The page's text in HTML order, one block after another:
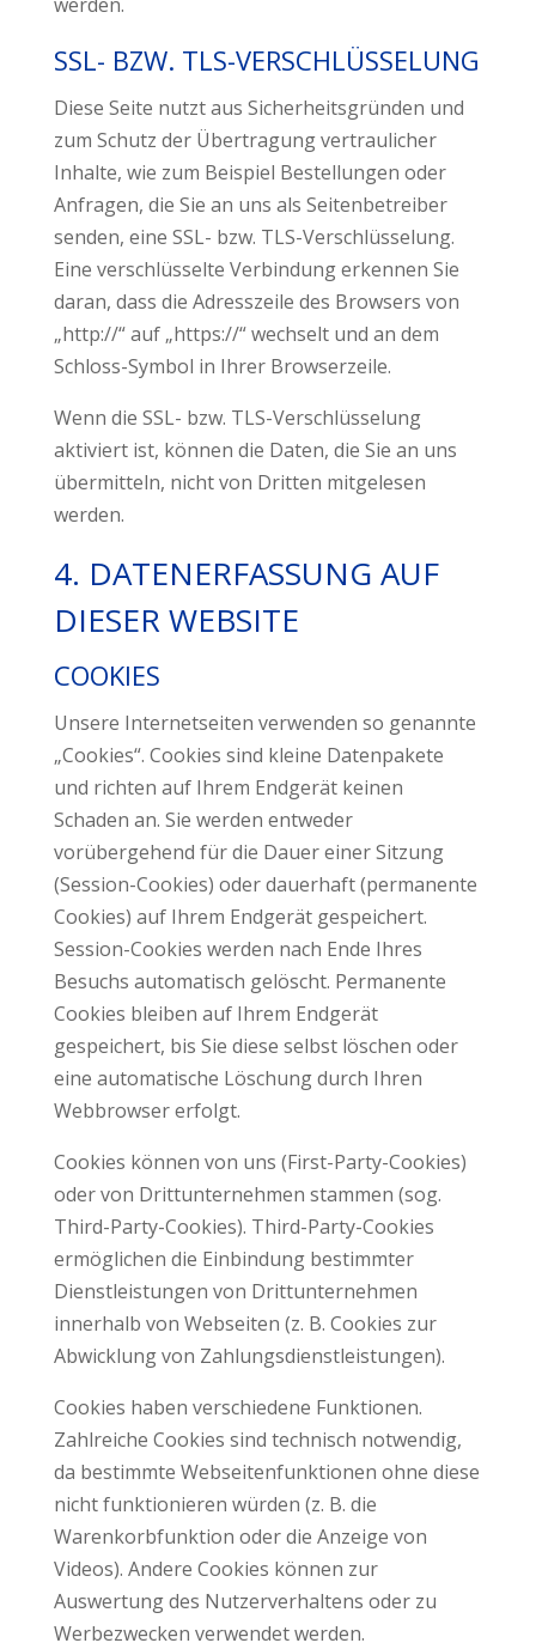
SSL- BZW. TLS-VERSCHLÜSSELUNG
Diese Seite nutzt aus Sicherheitsgründen und
zum Schutz der Übertragung vertraulicher
Inhalte, wie zum Beispiel Bestellungen oder
Anfragen, die Sie an uns als Seitenbetreiber
senden, eine SSL- bzw. TLS-Verschlüsselung.
Eine verschlüsselte Verbindung erkennen Sie
daran, dass die Adresszeile des Browsers von
„http://“ auf „https://“ wechselt und an dem
Schloss-Symbol in Ihrer Browserzeile.
Wenn die SSL- bzw. TLS-Verschlüsselung
aktiviert ist, können die Daten, die Sie an uns
übermitteln, nicht von Dritten mitgelesen
werden.
4. DATENERFASSUNG AUF
DIESER WEBSITE
COOKIES
Unsere Internetseiten verwenden so genannte
„Cookies“. Cookies sind kleine Datenpakete
und richten auf Ihrem Endgerät keinen
Schaden an. Sie werden entweder
vorübergehend für die Dauer einer Sitzung
(Session-Cookies) oder dauerhaft (permanente
Cookies) auf Ihrem Endgerät gespeichert.
Session-Cookies werden nach Ende Ihres
Besuchs automatisch gelöscht. Permanente
Cookies bleiben auf Ihrem Endgerät
gespeichert, bis Sie diese selbst löschen oder
eine automatische Löschung durch Ihren
Webbrowser erfolgt.
Cookies können von uns (First-Party-Cookies)
oder von Drittunternehmen stammen (sog.
Third-Party-Cookies). Third-Party-Cookies
ermöglichen die Einbindung bestimmter
Dienstleistungen von Drittunternehmen
innerhalb von Webseiten (z. B. Cookies zur
Abwicklung von Zahlungsdienstleistungen).
Cookies haben verschiedene Funktionen.
Zahlreiche Cookies sind technisch notwendig,
da bestimmte Webseitenfunktionen ohne diese
nicht funktionieren würden (z. B. die
Warenkorbfunktion oder die Anzeige von
Videos). Andere Cookies können zur
Auswertung des Nutzerverhaltens oder zu
Werbezwecken verwendet werden.